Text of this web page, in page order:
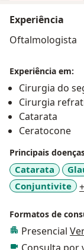
Experiência
Oftalmologista
Experiência em:
Cirurgia do
Cirurgia
Catarata
Ceratocone
Principais
Catarata
Conjuntivite
Formatos de
Presencial